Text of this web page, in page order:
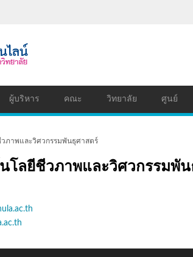
ผู้บริหาร คณะ วิทยาลัย ศูนย์
วภาพและวิศวกรรมพันธุศาสตร์
โลยีชีวภาพและวิศวกรรมพั